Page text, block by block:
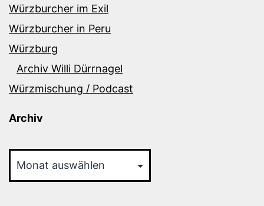
Würzburcher im Exil
Würzburcher in Peru
Würzburg
Archiv Willi Dürrnagel
Würzmischung / Podcast
Archiv